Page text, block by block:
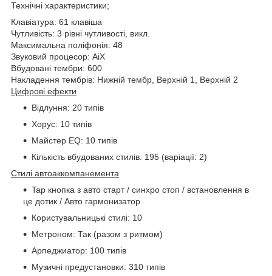
Технічні характеристики;
Клавіатура: 61 клавіша
Чутливість: 3 рівні чутливості, викл.
Максимальна поліфонія: 48
Звуковий процесор: AiX
Вбудовані тембри: 600
Накладення тембрів: Нижній тембр, Верхній 1, Верхній 2
Цифрові ефекти
Відлуння: 20 типів
Хорус: 10 типів
Майстер EQ: 10 типів
Кількість вбудованих стилів: 195 (варіації: 2)
Стилі автоаккомпанемента
Tap кнопка з авто старт / синхро стоп / встановлення в
це дотик / Авто гармонизатор
Користувальницькі стилі: 10
Метроном: Так (разом з ритмом)
Арпеджиатор: 100 типів
Музичні предустановки: 310 типів